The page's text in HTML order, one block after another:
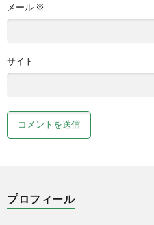
メール ※
サイト
プロフィール